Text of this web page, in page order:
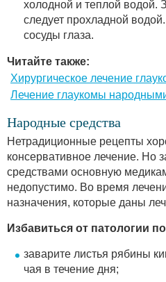
холодной и теплой водой.
следует прохладной
сосуды глаза.
Читайте также:
Хирургическое лечение
Лечение глаукомы
Народные средства
Нетрадиционные рецепты
консервативное лечение. Но
средствами основную
недопустимо. Во время
назначения, которые даны
Избавиться от патологии
заварите листья рябины
чая в течение дня;